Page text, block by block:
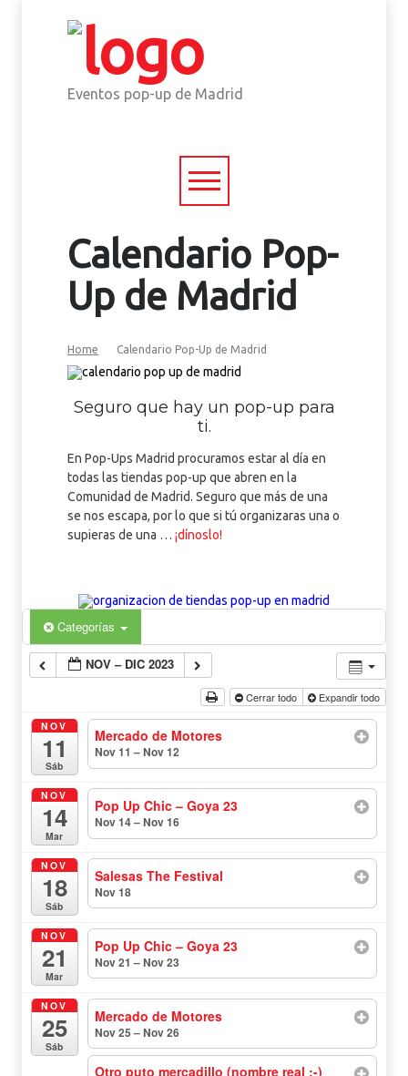
Eventos pop-up de Madrid
Calendario Pop-
Up de Madrid
Home Calendario Pop-Up de Madrid
Seguro que hay un pop-up para
ti.
En Pop-Ups Madrid procuramos estar al día en
todas las tiendas pop-up que abren en la
Comunidad de Madrid. Seguro que más de una
se nos escapa, por lo que si tú organizaras una o
supieras de una … ¡dínoslo!
Categorías
NOV – DIC 2023
Cerrar todo Expandir todo
NOV
11
Sáb
Mercado de Motores
Nov 11 – Nov 12
NOV
14
Mar
Pop Up Chic – Goya 23
Nov 14 – Nov 16
NOV
18
Sáb
Salesas The Festival
Nov 18
NOV
21
Mar
Pop Up Chic – Goya 23
Nov 21 – Nov 23
NOV
25
Sáb
Mercado de Motores
Nov 25 – Nov 26
Otro puto mercadillo (nombre real ;-)